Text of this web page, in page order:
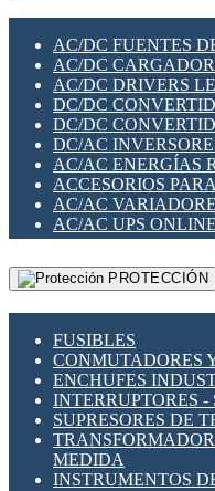
SWITCH Y
TARJETAS PI
UNIÓN Y
PLACAS
SWITCHES Y
SOLUCIONES IOT
SOLUCIONES
SOLUCIONES RED
SEGURIDAD PARA
SWITCHES LAN
TELEFONÍA IP
VIGILANCIA IP
MESHTASTIC
AC/DC FUENTES
AC/DC
AC/DC DRIVERS
DC/DC
DC/DC
DC/AC
AC/AC ENERGÍAS
ACCESORIOS
AC/AC
AC/AC UPS ONLINE
PROTECCIÓN
FUSIBLES
CONMUTADORES
ENCHUFES
INTERRUPTORES -
SUPRESORES DE
MEDIDA
INSTRUMENTOS